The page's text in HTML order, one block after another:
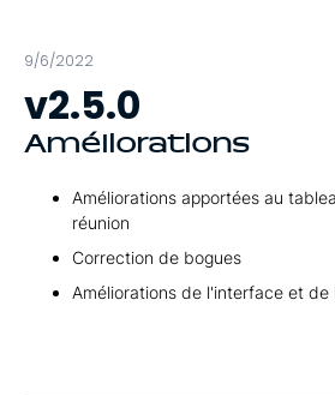
9/6/2022
v2.5.0
Améliorations
Améliorations apportées au
réunion
Correction de bogues
Améliorations de l'interface et de